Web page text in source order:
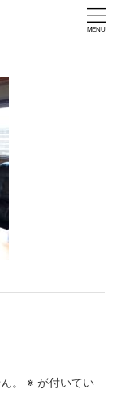
。 ※ が付いてい